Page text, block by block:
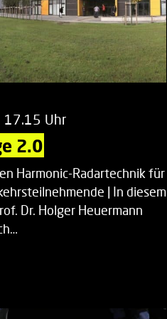
17.15 Uhr
2.0
Harmonic-Radartechnik für
| In diesem
Dr. Holger Heuermann